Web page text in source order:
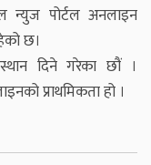
न्युज पोर्टल अनलाइन
छ।
दिने गरेका छौं ।
प्राथमिकता हो ।